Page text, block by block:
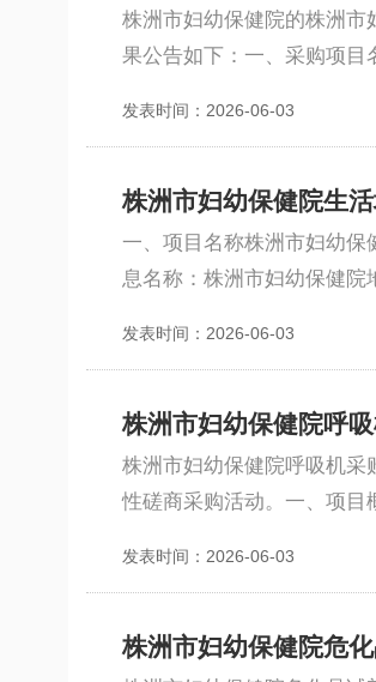
株洲市妇幼保健院的株洲市
果公告如下：一、采购项目
发表时间：2026-06-03
株洲市妇幼保健院生
一、项目名称株洲市妇幼保
息名称：株洲市妇幼保健院
发表时间：2026-06-03
株洲市妇幼保健院呼
株洲市妇幼保健院呼吸机采
性磋商采购活动。一、项目
发表时间：2026-06-03
株洲市妇幼保健院危